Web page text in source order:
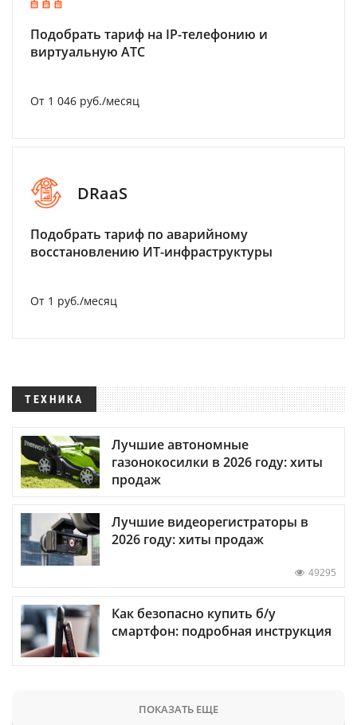
Подобрать тариф на IP-телефонию и
виртуальную АТС
От 1 046 руб./месяц
DRaaS
Подобрать тариф по аварийному
восстановлению ИТ-инфраструктуры
От 1 руб./месяц
ТЕХНИКА
Лучшие автономные
газонокосилки в 2026 году: хиты
продаж
Лучшие видеорегистраторы в
2026 году: хиты продаж
49295
Как безопасно купить б/у
смартфон: подробная инструкция
ПОКАЗАТЬ ЕЩЕ